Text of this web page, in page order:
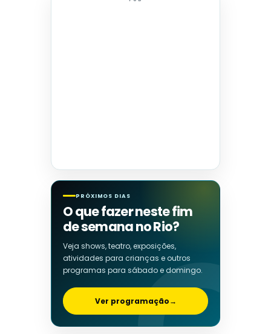
PRÓXIMOS DIAS
O que fazer neste fim
de semana no Rio?
Veja shows, teatro, exposições,
atividades para crianças e outros
programas para sábado e domingo.
Ver programação→